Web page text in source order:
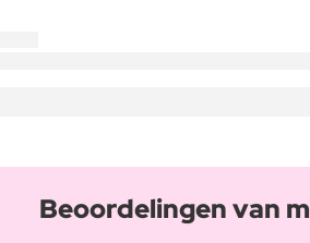
Beoordelingen van